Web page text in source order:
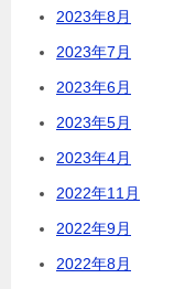
2023年8月
2023年7月
2023年6月
2023年5月
2023年4月
2022年11月
2022年9月
2022年8月